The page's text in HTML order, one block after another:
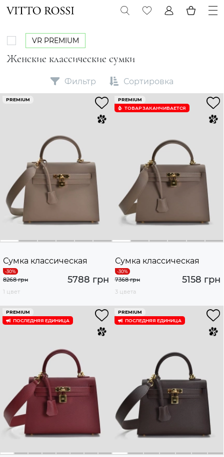
Женские классические сумки
VR PREMIUM
Фильтр Сортировка
PREMIUM
Сумка классическая
5788 грн
8268 грн
1 цвет
PREMIUM
ТОВАР ЗАКАНЧИВАЕТСЯ
Сумка классическая
5158 грн
7368 грн
3 цвета
PREMIUM
ПОСЛЕДНЯЯ ЕДИНИЦА
PREMIUM
ПОСЛЕДНЯЯ ЕДИНИЦА